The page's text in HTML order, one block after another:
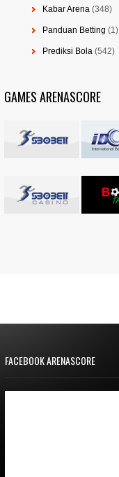
Kabar Arena (348)
Panduan Betting (1)
Prediksi Bola (542)
GAMES ARENASCORE
FACEBOOK ARENASCORE